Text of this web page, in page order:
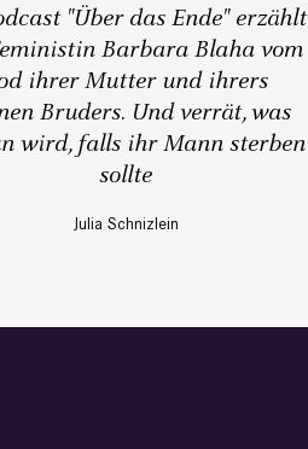
"Über das Ende" erzählt
Barbara Blaha vom
ihrer Mutter und ihrers
Bruders. Und verrät, was
wird, falls ihr Mann sterben
sollte
Julia Schnizlein